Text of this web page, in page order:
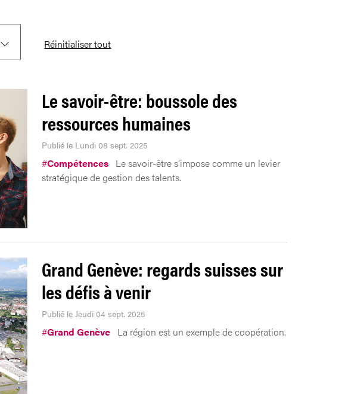
Réinitialiser tout
Le savoir-être: boussole des
ressources humaines
Publié le Lundi 08 sept. 2025
#Compétences Le savoir-être s’impose comme un levier
stratégique de gestion des talents.
Grand Genève: regards suisses sur
les défis à venir
Publié le Jeudi 04 sept. 2025
#Grand Genève La région est un exemple de coopération.